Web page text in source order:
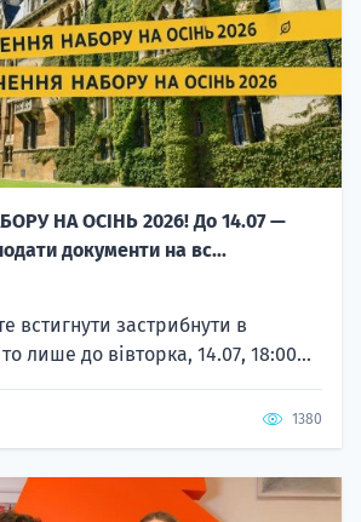
НА ОСІНЬ 2026! До 14.07 —
документи на вс...
встигнути застрибнути в
лише до вівторка, 14.07, 18:00...
1380